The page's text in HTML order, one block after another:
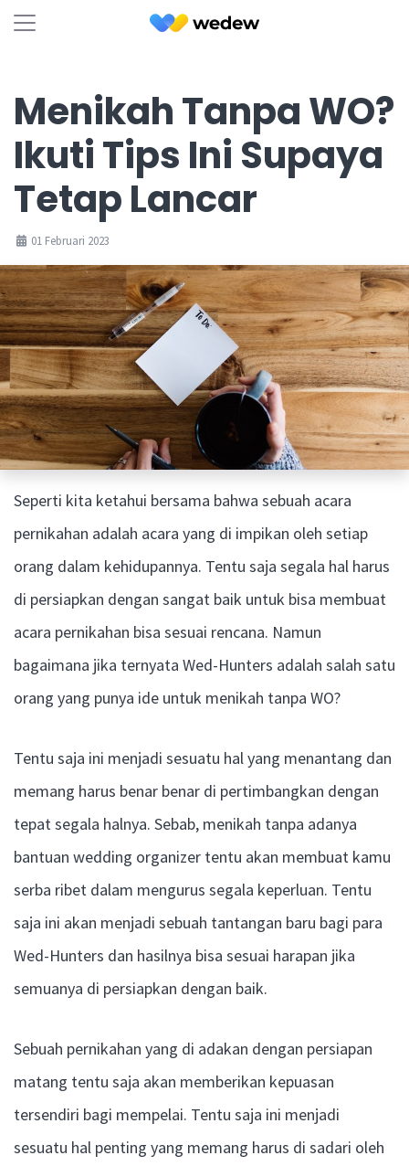
Menikah Tanpa WO?
Ikuti Tips Ini Supaya
Tetap Lancar
01 Februari 2023
Seperti kita ketahui bersama bahwa sebuah acara
pernikahan adalah acara yang di impikan oleh setiap
orang dalam kehidupannya. Tentu saja segala hal harus
di persiapkan dengan sangat baik untuk bisa membuat
acara pernikahan bisa sesuai rencana. Namun
bagaimana jika ternyata Wed-Hunters adalah salah satu
orang yang punya ide untuk menikah tanpa WO?
Tentu saja ini menjadi sesuatu hal yang menantang dan
memang harus benar benar di pertimbangkan dengan
tepat segala halnya. Sebab, menikah tanpa adanya
bantuan wedding organizer tentu akan membuat kamu
serba ribet dalam mengurus segala keperluan. Tentu
saja ini akan menjadi sebuah tantangan baru bagi para
Wed-Hunters dan hasilnya bisa sesuai harapan jika
semuanya di persiapkan dengan baik.
Sebuah pernikahan yang di adakan dengan persiapan
matang tentu saja akan memberikan kepuasan
tersendiri bagi mempelai. Tentu saja ini menjadi
sesuatu hal penting yang memang harus di sadari oleh